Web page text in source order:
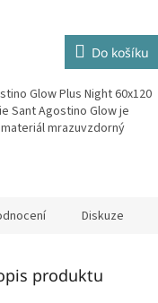
Do košíku
Glow Plus Night 60x120
Sant Agostino Glow je
mrazuvzdorný
Diskuze
produktu